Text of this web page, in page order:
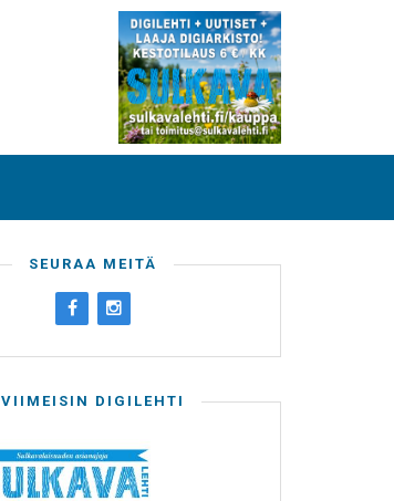
SEURAA MEITÄ
VIIMEISIN DIGILEHTI